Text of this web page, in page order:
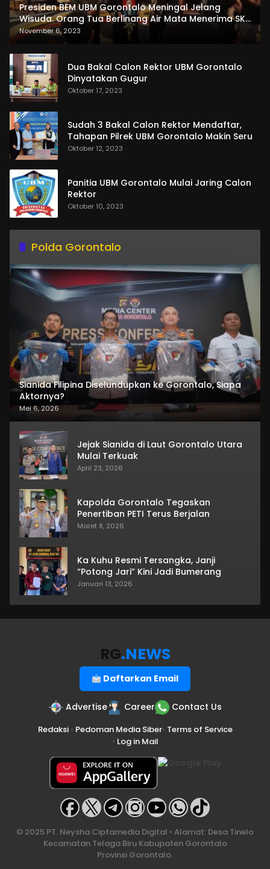
Presiden BEM UBM Gorontalo Meningal Jelang
Wisuda. Orang Tua Berlinang Air Mata Menerima SKL
dan Pemasangan Salempang
November 6, 2023
Dua Bakal Calon Rektor UBM Gorontalo
Dinyatakan Gugur
Oktober 17, 2023
Sudah 3 Bakal Calon Rektor Mendaftar,
Tahapan Pilrek UBM Gorontalo Makin Seru
Oktober 12, 2023
Panitia UBM Gorontalo Mulai Jaring Calon
Rektor
Oktober 10, 2023
Polda Gorontalo
Sianida Filipina Diselundupkan ke Gorontalo, Siapa
Aktornya?
Mei 6, 2026
Jejak Sianida di Laut Gorontalo Utara
Mulai Terkuak
April 23, 2026
Kapolda Gorontalo Tegaskan
Penertiban PETI Terus Berjalan
Maret 8, 2026
Ka Kuhu Resmi Tersangka, Janji
“Potong Jari” Kini Jadi Bumerang
Januari 13, 2026
RG.NEWS
Daftarkan Email
Advertise Career Contact Us
Redaksi• Pedoman Media Siber• Terms of Service
• Log in Mail
© 2025 PT. Neysha Ciptamedia Digital • Alamat: Desa Tinelo
Kecamatan Telaga Biru Kabupaten Gorontalo
Provinsi Gorontalo.